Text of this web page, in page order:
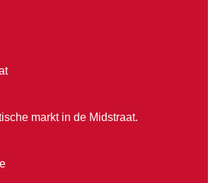
markt in de Midstraat.